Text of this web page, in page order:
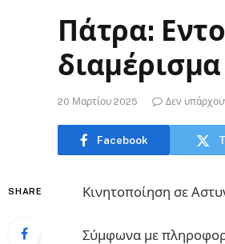
Πάτρα:
20 Μαρτίου 2025 Δεν
Facebook
SHARE Κινητοποίηση σε
Σύμφωνα με